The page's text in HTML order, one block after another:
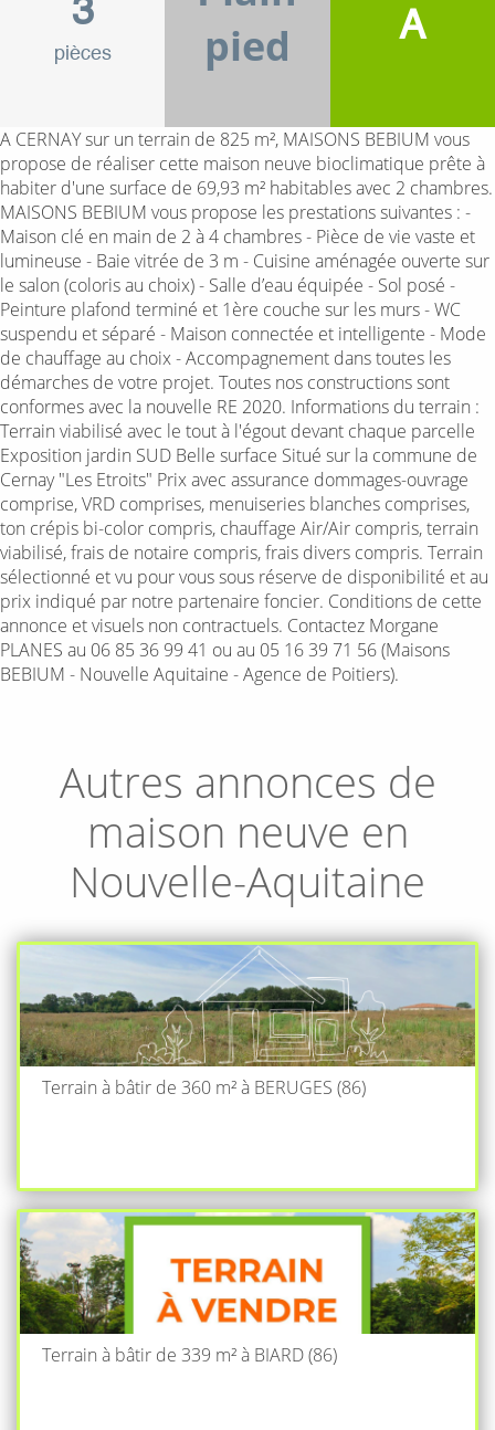
3
pièces
pied
A
A CERNAY sur un terrain de 825 m², MAISONS BEBIUM vous
propose de réaliser cette maison neuve bioclimatique prête à
habiter d'une surface de 69,93 m² habitables avec 2 chambres.
MAISONS BEBIUM vous propose les prestations suivantes : -
Maison clé en main de 2 à 4 chambres - Pièce de vie vaste et
lumineuse - Baie vitrée de 3 m - Cuisine aménagée ouverte sur
le salon (coloris au choix) - Salle d’eau équipée - Sol posé -
Peinture plafond terminé et 1ère couche sur les murs - WC
suspendu et séparé - Maison connectée et intelligente - Mode
de chauffage au choix - Accompagnement dans toutes les
démarches de votre projet. Toutes nos constructions sont
conformes avec la nouvelle RE 2020. Informations du terrain :
Terrain viabilisé avec le tout à l'égout devant chaque parcelle
Exposition jardin SUD Belle surface Situé sur la commune de
Cernay "Les Etroits" Prix avec assurance dommages-ouvrage
comprise, VRD comprises, menuiseries blanches comprises,
ton crépis bi-color compris, chauffage Air/Air compris, terrain
viabilisé, frais de notaire compris, frais divers compris. Terrain
sélectionné et vu pour vous sous réserve de disponibilité et au
prix indiqué par notre partenaire foncier. Conditions de cette
annonce et visuels non contractuels. Contactez Morgane
PLANES au 06 85 36 99 41 ou au 05 16 39 71 56 (Maisons
BEBIUM - Nouvelle Aquitaine - Agence de Poitiers).
Autres annonces de
maison neuve en
Nouvelle-Aquitaine
Terrain à bâtir de 360 m² à BERUGES (86)
Terrain à bâtir de 339 m² à BIARD (86)